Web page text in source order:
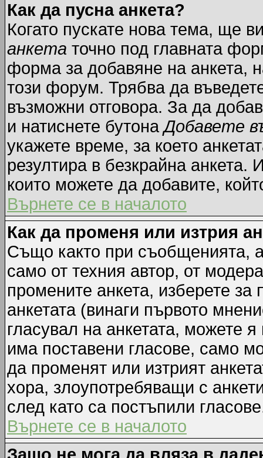
Как да пусна анкета?
Когато пускате нова тема, ще
анкета точно под главната
форма за добавяне на анкета,
този форум. Трябва да
възможни отговора. За да
и натиснете бутонаДобавете
укажете време, за което
резултира в безкрайна
които можете да добавите,
Върнете се в началото
Как да променя или изтрия
Също както при съобщенията,
само от техния автор, от
промените анкета, изберете
анкетата (винаги първото
гласувал на анкетата, можете
има поставени гласове, само
да променят или изтрият
хора, злоупотребяващи с
след като са постъпили
Върнете се в началото